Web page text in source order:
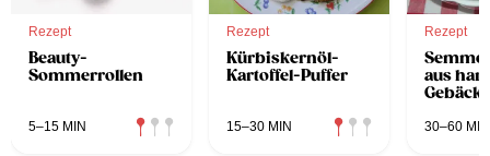
Rezept
Beauty-
Sommerrollen
5–15 MIN
Rezept
Kürbiskernöl-
Kartoffel-Puffer
15–30 MIN
Rezept
aus
Gebäck
30–60 MIN